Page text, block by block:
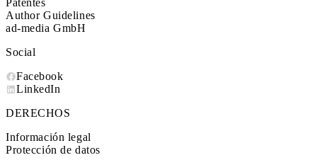
Patentes
Author Guidelines
ad-media GmbH
Social
Facebook
LinkedIn
DERECHOS
Información legal
Protección de datos